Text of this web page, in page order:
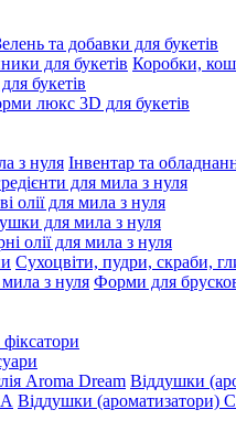
та добавки для букетів
Коробки,
букетів
люкс 3D для букетів
Інвентар та
для мила з нуля
олії для мила з нуля
для мила з нуля
олії для мила з нуля
Сухоцвіти, пудри, скраби,
Форми для
Віддушки
Віддушки (ароматизатори)